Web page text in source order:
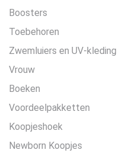
Boosters
Toebehoren
Zwemluiers en UV-kleding
Vrouw
Boeken
Voordeelpakketten
Koopjeshoek
Newborn Koopjes